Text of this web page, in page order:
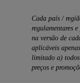
Cada país /
regulamentares
na versão de
aplicáveis
limitado a)
preços e
Back
Soluções